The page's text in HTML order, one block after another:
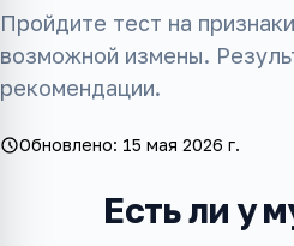
Пройдите тест на
возможной измены.
рекомендации.
Обновлено: 15 мая 2026 г.
Есть ли у